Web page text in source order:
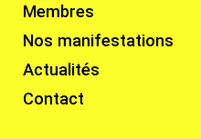
Membres
Nos manifestations
Actualités
Contact